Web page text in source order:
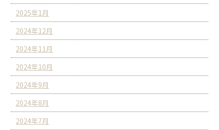
2025年1月
2024年12月
2024年11月
2024年10月
2024年9月
2024年8月
2024年7月